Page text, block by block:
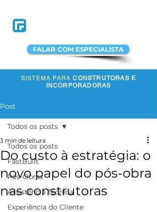
FALAR COM ESPECIALISTA
ACESSAR A
SISTEMA PARACONSTRUTORAS E
INCORPORADORAS
Post
Todos os posts
FastBuilt
Pós-Obras
Assistência Técnica
Experiência do Cliente
Todos os posts
Do custo à estratégia: o
novo papel do pós-obra
nas construtoras
3 min de leitura